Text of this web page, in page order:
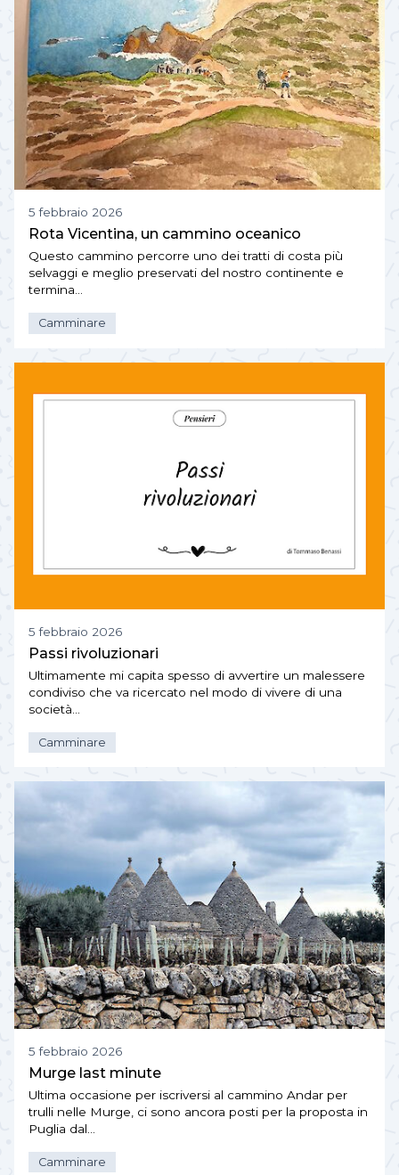
5 febbraio 2026
Rota Vicentina, un cammino oceanico
Questo cammino percorre uno dei tratti di costa più
selvaggi e meglio preservati del nostro continente e
termina…
Camminare
5 febbraio 2026
Passi rivoluzionari
Ultimamente mi capita spesso di avvertire un malessere
condiviso che va ricercato nel modo di vivere di una
società…
Camminare
5 febbraio 2026
Murge last minute
Ultima occasione per iscriversi al cammino Andar per
trulli nelle Murge, ci sono ancora posti per la proposta in
Puglia dal…
Camminare